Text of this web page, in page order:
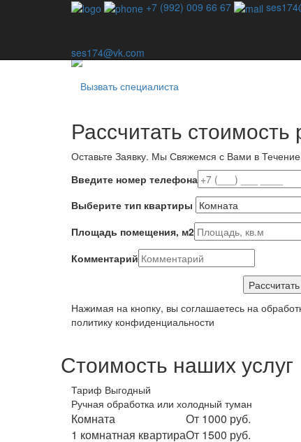
+7 (992) 009 66 67
ses174@vk.com
Профессиональная дезинсекция - единственный
Наша компания специализируется на
Вызвать специалиста
Рассчитать стоимость
Оставьте Заявку. Мы Свяжемся с Вами в
Введите номер телефона
Выберите тип квартиры
Площадь помещения, м2
Комментарий
Нажимая на кнопку, вы соглашаетесь на
политику конфиденциальности
Стоимость наших услуг
Тариф Выгодный
Ручная обработка или холодный туман
Комната
От 1000 руб.
1 комнатная квартираОт 1500 руб.